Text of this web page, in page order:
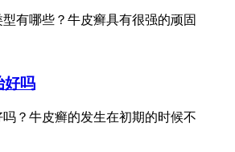
型有哪些？牛皮癣具有很强的顽固
好吗
？牛皮癣的发生在初期的时候不